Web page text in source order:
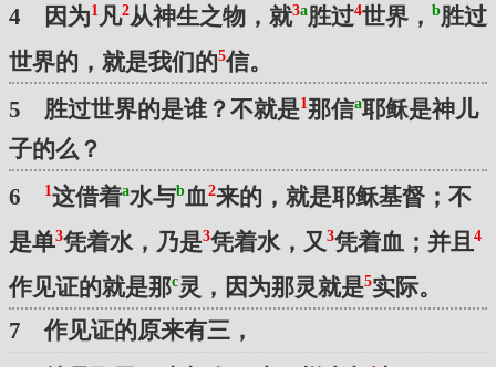
4 因为1 凡2从神生之物，就3a胜过4世界， b胜过
世界的，就是我们的5信。
5 胜过世界的是谁？不就是1 那信a耶稣是神儿
子的么？
6
1 这借着a水与b血2来的，就是耶稣基督；不
是单3凭着水，乃是3凭着水，又3凭着血；并且4
作见证的就是那c灵，因为那灵就是5实际。
7 作见证的原来有三，